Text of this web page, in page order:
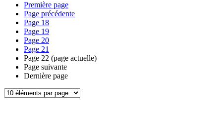
Première page
Page précédente
Page 18
Page 19
Page 20
Page 21
Page 22 (page actuelle)
Page suivante
Dernière page